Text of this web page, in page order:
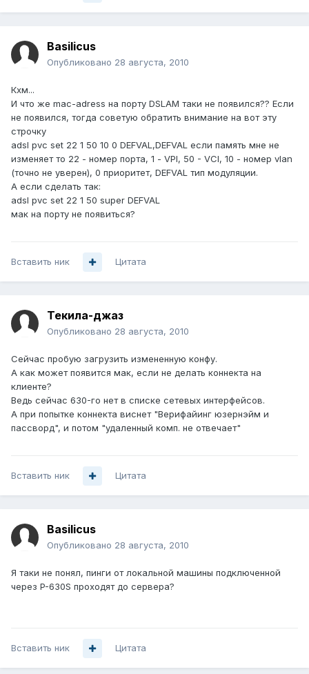
Basilicus
Опубликовано 28 августа, 2010
Кхм...
И что же mac-adress на порту DSLAM таки не появился?? Если
не появился, тогда советую обратить внимание на вот эту
строчку
adsl pvc set 22 1 50 10 0 DEFVAL,DEFVAL если память мне не
изменяет то 22 - номер порта, 1 - VPI, 50 - VCI, 10 - номер vlan
(точно не уверен), 0 приоритет, DEFVAL тип модуляции.
А если сделать так:
adsl pvc set 22 1 50 super DEFVAL
мак на порту не появиться?
Вставить ник Цитата
Текила-джаз
Опубликовано 28 августа, 2010
Сейчас пробую загрузить измененную конфу.
А как может появится мак, если не делать коннекта на
клиенте?
Ведь сейчас 630-го нет в списке сетевых интерфейсов.
А при попытке коннекта виснет "Верифайинг юзернэйм и
пассворд", и потом "удаленный комп. не отвечает"
Вставить ник Цитата
Basilicus
Опубликовано 28 августа, 2010
Я таки не понял, пинги от локальной машины подключенной
через P-630S проходят до сервера?
Вставить ник Цитата